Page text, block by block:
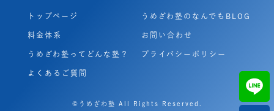
トップページ
料金体系
うめざわ塾ってどんな塾？
よくあるご質問
うめざわ塾のなんでもBLOG
お問い合わせ
プライバシーポリシー
©うめざわ塾 All Rights Reserved.